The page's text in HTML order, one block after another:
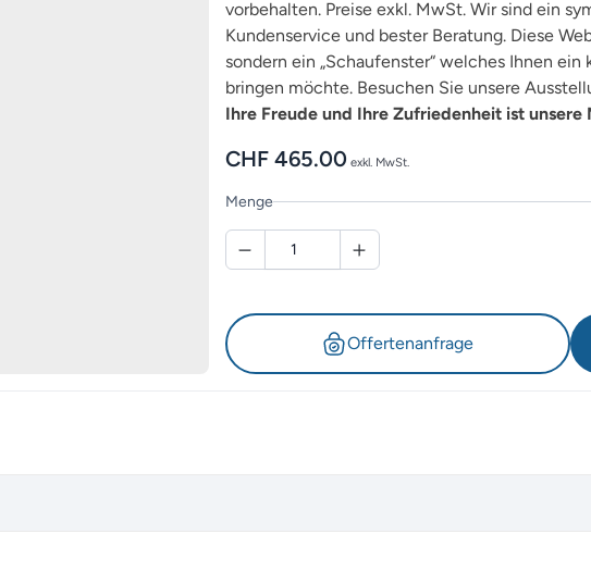
vorbehalten. Preise exkl. MwSt. Wir sind ein
Kundenservice und bester Beratung. Diese
sondern ein „Schaufenster“ welches Ihnen
bringen möchte. Besuchen Sie unsere
Ihre Freude und Ihre Zufriedenheit ist unsere
CHF465.00 exkl. MwSt.
Menge
Offertenanfrage